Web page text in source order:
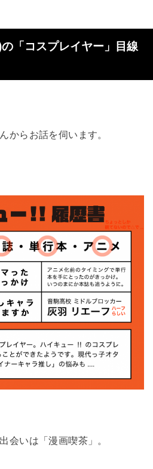
「コスプレイヤー」目線
からお話を伺います。
会いは「漫画喫茶」。